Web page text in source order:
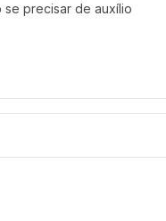
precisar de auxílio